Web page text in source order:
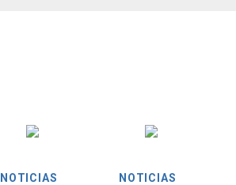
NOTICIAS NOTICIAS